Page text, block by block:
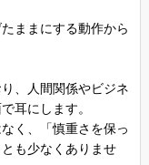
ままにする動作から
、人間関係やビジネ
耳にします。
く、「慎重さを保っ
も少なくありませ